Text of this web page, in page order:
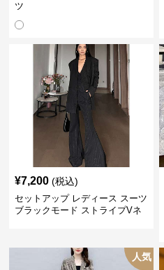
ツ
¥7,200 (税込)
セットアップ レディース スーツ
ブラックモード ストライプVネ
人気